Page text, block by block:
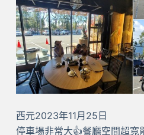
西元2023年11月25日
停車場非常大👍餐廳空間超寬